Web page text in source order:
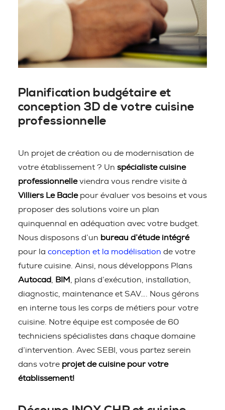
Planification budgétaire et
conception 3D de votre cuisine
professionnelle
Un projet de création ou de modernisation de
votre établissement ? Un spécialiste cuisine
professionnelleviendra vous rendre visite à
Villiers Le Baclepour évaluer vos besoins et vous
proposer des solutions voire un plan
quinquennal en adéquation avec votre budget.
Nous disposons d’un bureau d’étude intégré
pour la conception et la modélisation de votre
future cuisine. Ainsi, nous développons Plans
Autocad
BIM
, plans d’exécution, installation,
diagnostic, maintenance et SAV…. Nous gérons
en interne tous les corps de métiers pour votre
cuisine. Notre équipe est composée de 60
techniciens spécialistes dans chaque domaine
d’intervention. Avec SEBI, vous partez serein
dans votre projet de cuisine pour votre
établissement!